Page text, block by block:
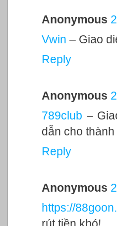
Anonymous
Vwin – Giao
Reply
Anonymous
789club –
dẫn cho
Reply
Anonymous
https://
rút tiền khó!